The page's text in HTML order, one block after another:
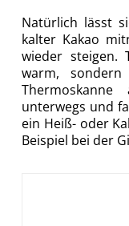
Natürlich lässt
kalter Kakao
wieder steigen.
warm,
unterwegs und
ein Heiß- oder
Beispiel bei der